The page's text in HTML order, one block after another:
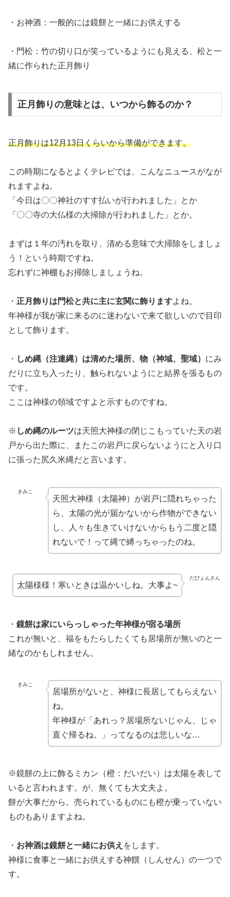
・お神酒：一般的には鏡餅と一緒にお供えする
・門松：竹の切り口が笑っているようにも見える、松と一
緒に作られた正月飾り
正月飾りの意味とは、いつから飾るのか？
正月飾りは12月13日くらいから準備ができます。
この時期になるとよくテレビでは、こんなニュースがなが
れますよね。
「今日は〇〇神社のすす払いが行われました」とか
「〇〇寺の大仏様の大掃除が行われました」とか。
まずは１年の汚れを取り、清める意味で大掃除をしましょ
う！という時期ですね。
忘れずに神棚もお掃除しましょうね。
・ 正月飾りは門松と共に主に玄関に飾りますよね。
年神様が我が家に来るのに迷わないで来て欲しいので目印
として飾ります。
・ しめ縄（注連縄）は清めた場所、物（神域、聖域） にみ
だりに立ち入ったり、触られないようにと結界を張るもの
です。
ここは神様の領域ですよと示すものですね。
※ しめ縄のルーツは天照大神様の閉じこもっていた天の岩
戸から出た際に、またこの岩戸に戻らないようにと入り口
に張った尻久米縄だと言います。
きみこ
天照大神様（太陽神）が岩戸に隠れちゃった
ら、太陽の光が届かないから作物ができない
し、人々も生きていけないからもう二度と隠
れないで！って縄で縛っちゃったのね。
だびょんさん
太陽様様！寒いときは温かいしね。大事よ~
・ 鏡餅は家にいらっしゃった年神様が宿る場所
これが無いと、福をもたらしたくても居場所が無いのと一
緒なのかもしれません。
きみこ
居場所がないと、神様に長居してもらえない
ね。
年神様が「あれっ？居場所ないじゃん、じゃ
直ぐ帰るね。」ってなるのは悲しいな…
※鏡餅の上に飾るミカン（橙：だいだい）は太陽を表して
いると言われます。が、無くても大丈夫よ。
餅が大事だから。売られているものにも橙が乗っていない
ものもありますよね。
・ お神酒は鏡餅と一緒にお供え をします。
神様に食事と一緒にお供えする神饌（しんせん）の一つで
す。